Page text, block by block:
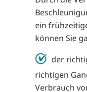
ein
können Sie
der
richtigen
Verbrauch